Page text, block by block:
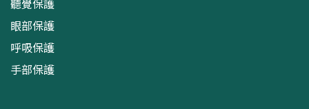
聽覺保護
眼部保護
呼吸保護
手部保護